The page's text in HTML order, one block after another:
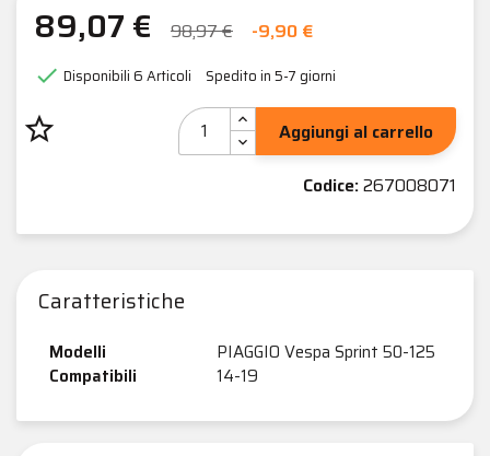
89,07 € 98,97 € -9,90 €
 Disponibili6 Articoli Spedito in 5-7 giorni
star_border
Aggiungi al carrello
Codice:267008071
Caratteristiche
Modelli
Compatibili
PIAGGIO Vespa Sprint 50-125
14-19